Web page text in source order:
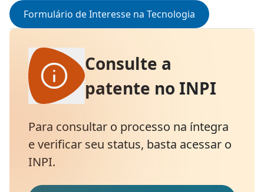
Formulário de Interesse na Tecnologia
Consulte a
patente no INPI
Para consultar o processo na íntegra
e verificar seu status, basta acessar o
INPI.